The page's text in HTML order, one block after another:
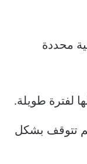
محددة
لفترة طويلة.
تتوقف بشكل